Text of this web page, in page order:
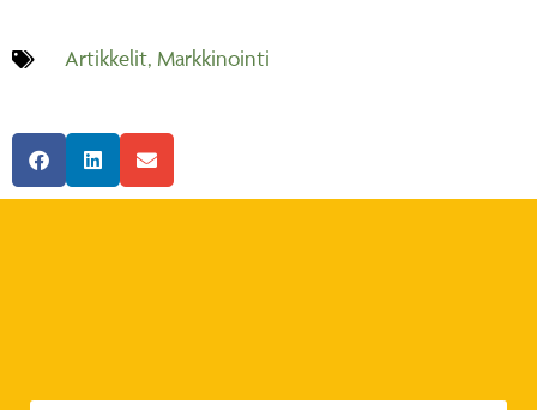
Artikkelit, Markkinointi